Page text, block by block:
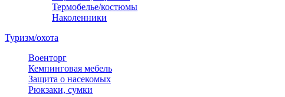
Термобелье/костюмы
Наколенники
Туризм/охота
Военторг
Кемпинговая мебель
Защита о насекомых
Рюкзаки, сумки